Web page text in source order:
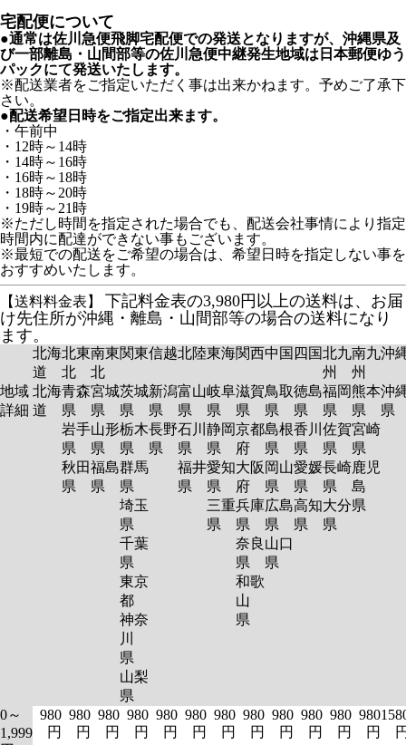
宅配便について
●通常は佐川急便飛脚宅配便での発送となりますが、沖縄県及
び一部離島・山間部等の佐川急便中継発生地域は日本郵便ゆう
パックにて発送いたします。
※配送業者をご指定いただく事は出来かねます。予めご了承下
さい。
●配送希望日時をご指定出来ます。
・午前中
・12時～14時
・14時～16時
・16時～18時
・18時～20時
・19時～21時
※ただし時間を指定された場合でも、配送会社事情により指定
時間内に配達ができない事もございます。
※最短での配送をご希望の場合は、希望日時を指定しない事を
おすすめいたします。
【送料料金表】
下記料金表の3,980円以上の送料は、お届
け先住所が沖縄・離島・山間部等の場合の送料になり
ます。
北海
道
北東
北
南東
北
関東信越北陸東海関西中国 四国北九
州
南九
州
沖
地域
詳細
北海
道
青森
県
岩手
県
秋田
県
宮城
県
山形
県
福島
県
茨城
県
栃木
県
群馬
県
埼玉
県
千葉
県
東京
都
神奈
川
県
山梨
県
新潟
県
長野
県
富山
県
石川
県
福井
県
岐阜
県
静岡
県
愛知
県
三重
県
滋賀
県
京都
府
大阪
府
兵庫
県
奈良
県
和歌
山
県
鳥取
県
島根
県
岡山
県
広島
県
山口
県
徳島
県
香川
県
愛媛
県
高知
県
福岡
県
佐賀
県
長崎
県
大分
県
熊本
県
宮崎
県
鹿児
島
県
沖
0～
1,999
980
円
980
円
980
円
980
円
980
円
980
円
980
円
980
円
980
円
980
円
980
円
980
円